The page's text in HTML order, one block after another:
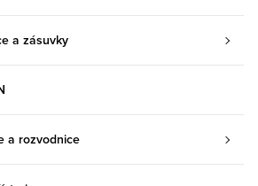
a zásuvky
a rozvodnice